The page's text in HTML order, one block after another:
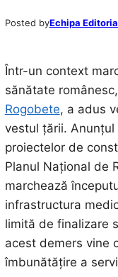
Posted byEchipa
Într-un context
sănătate
Rogobete, a adus
vestul țării.
proiectelor de
Planul Național de
marchează
infrastructura
limită de finalizare
acest demers vine
îmbunătățire a